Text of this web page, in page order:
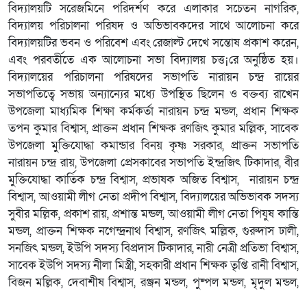
বিদ্যালয়টি সরেজমিনে পরিদর্শণ করে এলাকার সচেতন নাগরিক,
বিদ্যালয় পরিচালনা পরিষদ ও অভিভাবকদের সাথে আলোচনা করে
বিদ্যালয়টির ভবন ও পরিবেশ এবং রেজাল্ট দেখে সন্তোষ প্রকাশ করেন,
এবং পরবর্তীতে এক আলোচনা সভা বিদ্যালয় চত্ত¡রে অনুষ্ঠিত হয়।
বিদ্যালয়ের পরিচালনা পরিষদের সভাপতি নারায়ন চন্দ্র রায়ের
সভাপতিত্বে সভায় অন্যান্যের মধ্যে উপস্থিত ছিলেন ও বক্তব্য রাখেন
উপজেলা মাধ্যমিক শিক্ষা কর্মকর্তা নারায়ন চন্দ্র মন্ডল, প্রধান শিক্ষক
তপন কুমার বিশ্বাস, প্রাক্তন প্রধান শিক্ষক রণজিৎ কুমার মল্লিক, সাবেক
উপজেলা মুক্তিযোদ্ধা কমান্ডার বিনয় কৃষ্ণ সরকার, প্রাক্তন সভাপতি
নারায়ন চন্দ্র রায়, উপজেলা প্রেসকাবের সভাপতি ইন্দ্রজিৎ টিকাদার, বীর
মুক্তিযোদ্ধা কার্তিক চন্দ্র বিশ্বাস, প্রভাষক অজিত বিশ্বাস, নারায়ন চন্দ্র
বিশ্বাস, আওয়ামী লীগ নেতা প্রদীপ বিশ্বাস, বিদ্যালয়ের অভিভাবক সদস্য
সুবীর মল্লিক, প্রকাশ রায়, প্রশান্ত মন্ডল, আওয়ামী লীগ নেতা পিযুষ কান্তি
মন্ডল, প্রাক্তন শিক্ষক নগেন্দ্রনাথ বিশ্বাস, রণজিৎ মল্লিক, গুরুদাস ঢালী,
সনজিৎ মন্ডল, ইউপি সদস্য বিপ্রদাস টিকাদার, নারী নেত্রী প্রতিভা বিশ্বাস,
সাবেক ইউপি সদস্য নীলা মিস্ত্রী, সহকারী প্রধান শিক্ষক তৃপ্তি রানী বিশ্বাস,
বিজন মল্লিক, দেবাশীষ বিশ্বাস, রঞ্জন মন্ডল, পুষ্পল মন্ডল, মৃদুল মন্ডল,